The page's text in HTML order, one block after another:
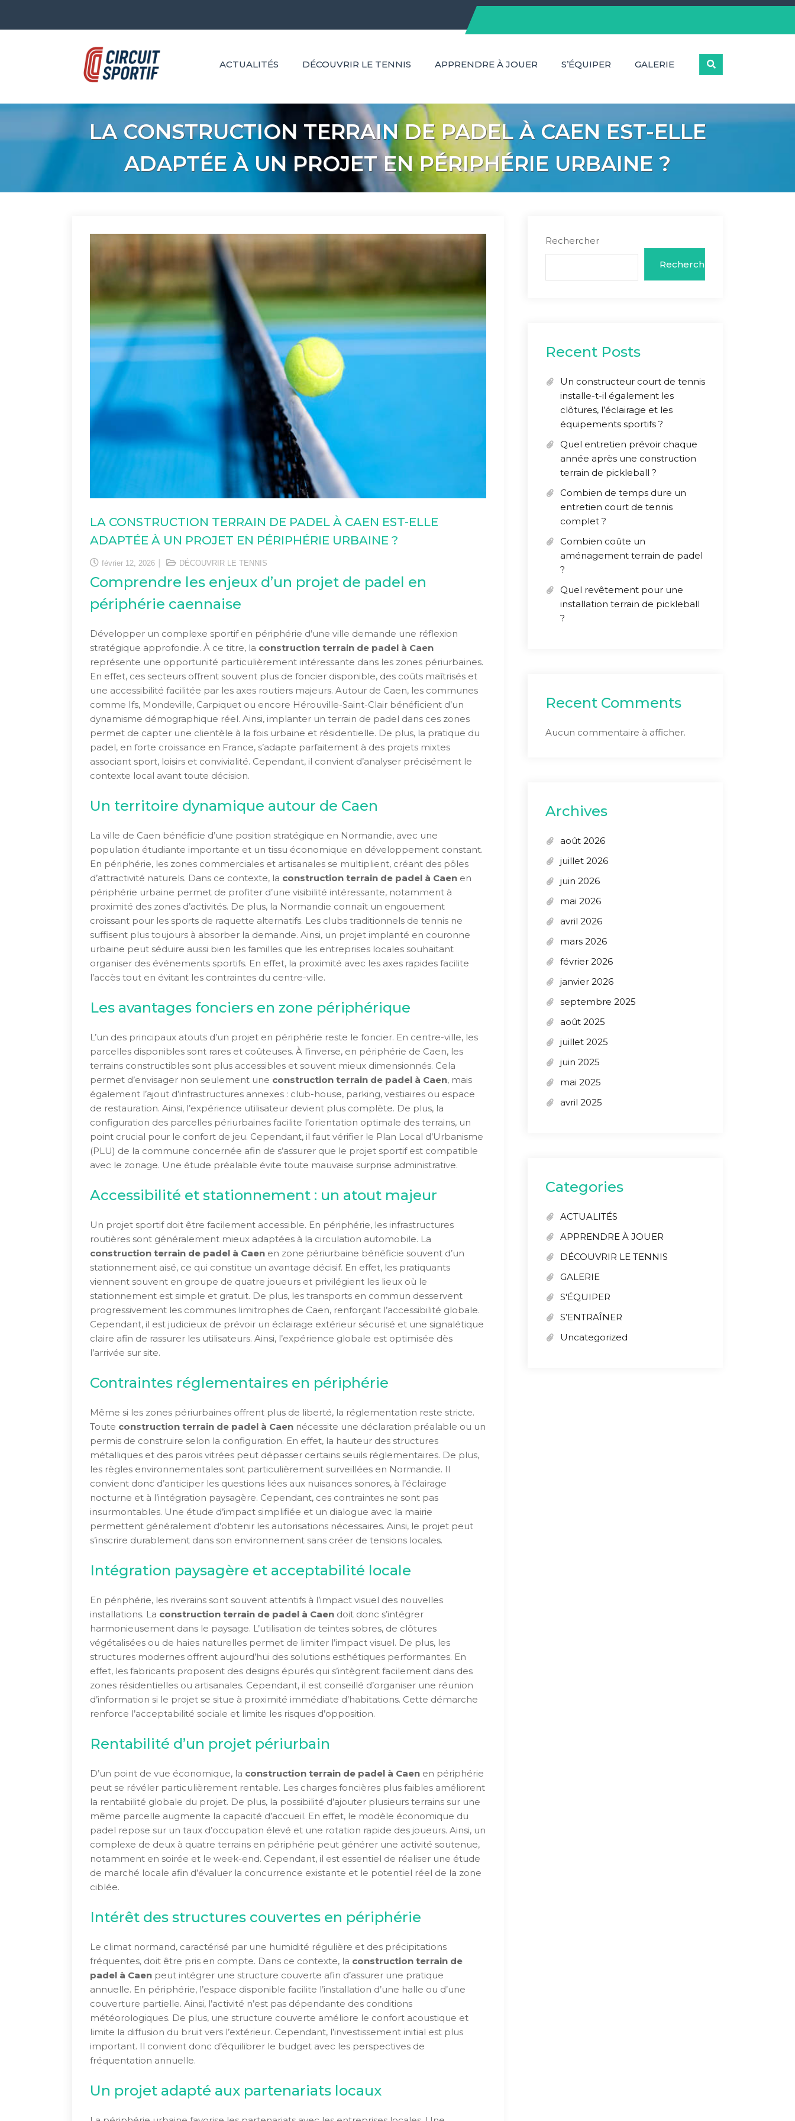
ACTUALITÉS DÉCOUVRIR LE TENNIS APPRENDRE À JOUER S’ÉQUIPER GALERIE
LA CONSTRUCTION TERRAIN DE PADEL À CAEN EST-ELLE
ADAPTÉE À UN PROJET EN PÉRIPHÉRIE URBAINE ?
LA CONSTRUCTION TERRAIN DE PADEL À CAEN EST-ELLE
ADAPTÉE À UN PROJET EN PÉRIPHÉRIE URBAINE ?
février 12, 2026 DÉCOUVRIR LE TENNIS
Comprendre les enjeux d’un projet de padel en
périphérie caennaise
Développer un complexe sportif en périphérie d’une ville demande une réflexion
stratégique approfondie. À ce titre, la construction terrain de padel à Caen
représente une opportunité particulièrement intéressante dans les zones périurbaines.
En effet, ces secteurs offrent souvent plus de foncier disponible, des coûts maîtrisés et
une accessibilité facilitée par les axes routiers majeurs. Autour de Caen, les communes
comme Ifs, Mondeville, Carpiquet ou encore Hérouville-Saint-Clair bénéficient d’un
dynamisme démographique réel. Ainsi, implanter un terrain de padel dans ces zones
permet de capter une clientèle à la fois urbaine et résidentielle. De plus, la pratique du
padel, en forte croissance en France, s’adapte parfaitement à des projets mixtes
associant sport, loisirs et convivialité. Cependant, il convient d’analyser précisément le
contexte local avant toute décision.
Un territoire dynamique autour de Caen
La ville de Caen bénéficie d’une position stratégique en Normandie, avec une
population étudiante importante et un tissu économique en développement constant.
En périphérie, les zones commerciales et artisanales se multiplient, créant des pôles
d’attractivité naturels. Dans ce contexte, la construction terrain de padel à Caen en
périphérie urbaine permet de profiter d’une visibilité intéressante, notamment à
proximité des zones d’activités. De plus, la Normandie connaît un engouement
croissant pour les sports de raquette alternatifs. Les clubs traditionnels de tennis ne
suffisent plus toujours à absorber la demande. Ainsi, un projet implanté en couronne
urbaine peut séduire aussi bien les familles que les entreprises locales souhaitant
organiser des événements sportifs. En effet, la proximité avec les axes rapides facilite
l’accès tout en évitant les contraintes du centre-ville.
Les avantages fonciers en zone périphérique
L’un des principaux atouts d’un projet en périphérie reste le foncier. En centre-ville, les
parcelles disponibles sont rares et coûteuses. À l’inverse, en périphérie de Caen, les
terrains constructibles sont plus accessibles et souvent mieux dimensionnés. Cela
permet d’envisager non seulement une construction terrain de padel à Caen, mais
également l’ajout d’infrastructures annexes : club-house, parking, vestiaires ou espace
de restauration. Ainsi, l’expérience utilisateur devient plus complète. De plus, la
configuration des parcelles périurbaines facilite l’orientation optimale des terrains, un
point crucial pour le confort de jeu. Cependant, il faut vérifier le Plan Local d’Urbanisme
(PLU) de la commune concernée afin de s’assurer que le projet sportif est compatible
avec le zonage. Une étude préalable évite toute mauvaise surprise administrative.
Accessibilité et stationnement : un atout majeur
Un projet sportif doit être facilement accessible. En périphérie, les infrastructures
routières sont généralement mieux adaptées à la circulation automobile. La
construction terrain de padel à Caen en zone périurbaine bénéficie souvent d’un
stationnement aisé, ce qui constitue un avantage décisif. En effet, les pratiquants
viennent souvent en groupe de quatre joueurs et privilégient les lieux où le
stationnement est simple et gratuit. De plus, les transports en commun desservent
progressivement les communes limitrophes de Caen, renforçant l’accessibilité globale.
Cependant, il est judicieux de prévoir un éclairage extérieur sécurisé et une signalétique
claire afin de rassurer les utilisateurs. Ainsi, l’expérience globale est optimisée dès
l’arrivée sur site.
Contraintes réglementaires en périphérie
Même si les zones périurbaines offrent plus de liberté, la réglementation reste stricte.
Toute construction terrain de padel à Caen nécessite une déclaration préalable ou un
permis de construire selon la configuration. En effet, la hauteur des structures
métalliques et des parois vitrées peut dépasser certains seuils réglementaires. De plus,
les règles environnementales sont particulièrement surveillées en Normandie. Il
convient donc d’anticiper les questions liées aux nuisances sonores, à l’éclairage
nocturne et à l’intégration paysagère. Cependant, ces contraintes ne sont pas
insurmontables. Une étude d’impact simplifiée et un dialogue avec la mairie
permettent généralement d’obtenir les autorisations nécessaires. Ainsi, le projet peut
s’inscrire durablement dans son environnement sans créer de tensions locales.
Intégration paysagère et acceptabilité locale
En périphérie, les riverains sont souvent attentifs à l’impact visuel des nouvelles
installations. La construction terrain de padel à Caen doit donc s’intégrer
harmonieusement dans le paysage. L’utilisation de teintes sobres, de clôtures
végétalisées ou de haies naturelles permet de limiter l’impact visuel. De plus, les
structures modernes offrent aujourd’hui des solutions esthétiques performantes. En
effet, les fabricants proposent des designs épurés qui s’intègrent facilement dans des
zones résidentielles ou artisanales. Cependant, il est conseillé d’organiser une réunion
d’information si le projet se situe à proximité immédiate d’habitations. Cette démarche
renforce l’acceptabilité sociale et limite les risques d’opposition.
Rentabilité d’un projet périurbain
D’un point de vue économique, la construction terrain de padel à Caen en périphérie
peut se révéler particulièrement rentable. Les charges foncières plus faibles améliorent
la rentabilité globale du projet. De plus, la possibilité d’ajouter plusieurs terrains sur une
même parcelle augmente la capacité d’accueil. En effet, le modèle économique du
padel repose sur un taux d’occupation élevé et une rotation rapide des joueurs. Ainsi, un
complexe de deux à quatre terrains en périphérie peut générer une activité soutenue,
notamment en soirée et le week-end. Cependant, il est essentiel de réaliser une étude
de marché locale afin d’évaluer la concurrence existante et le potentiel réel de la zone
ciblée.
Intérêt des structures couvertes en périphérie
Le climat normand, caractérisé par une humidité régulière et des précipitations
fréquentes, doit être pris en compte. Dans ce contexte, la construction terrain de
padel à Caen peut intégrer une structure couverte afin d’assurer une pratique
annuelle. En périphérie, l’espace disponible facilite l’installation d’une halle ou d’une
couverture partielle. Ainsi, l’activité n’est pas dépendante des conditions
météorologiques. De plus, une structure couverte améliore le confort acoustique et
limite la diffusion du bruit vers l’extérieur. Cependant, l’investissement initial est plus
important. Il convient donc d’équilibrer le budget avec les perspectives de
fréquentation annuelle.
Un projet adapté aux partenariats locaux
Rechercher
Rechercher
Recent Posts
Un constructeur court de tennis
installe-t-il également les
clôtures, l’éclairage et les
équipements sportifs ?
Quel entretien prévoir chaque
année après une construction
terrain de pickleball ?
Combien de temps dure un
entretien court de tennis
complet ?
Combien coûte un
aménagement terrain de padel
?
Quel revêtement pour une
installation terrain de pickleball
?
Recent Comments
Aucun commentaire à afficher.
Archives
août 2026
juillet 2026
juin 2026
mai 2026
avril 2026
mars 2026
février 2026
janvier 2026
septembre 2025
août 2025
juillet 2025
juin 2025
mai 2025
avril 2025
Categories
ACTUALITÉS
APPRENDRE À JOUER
DÉCOUVRIR LE TENNIS
GALERIE
S'ÉQUIPER
S’ENTRAÎNER
Uncategorized